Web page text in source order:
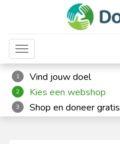
Toggle navigation
1 Vind jouw doel
2 Kies een webshop
3 Shop en doneer gratis